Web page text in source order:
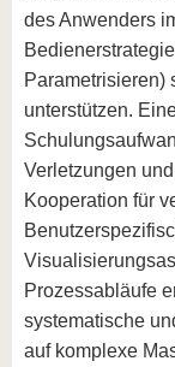
des Anwenders
Parametrisieren)
unterstützen.
Verletzungen
Kooperation für
Prozessabläufe
systematische
auf komplexe